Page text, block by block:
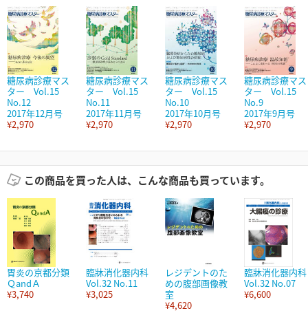
糖尿病診療マス
ター Vol.15
No.12
2017年12月号
¥2,970
糖尿病診療マス
ター Vol.15
No.11
2017年11月号
¥2,970
糖尿病診療マス
ター Vol.15
No.10
2017年10月号
¥2,970
糖尿病診療マス
ター Vol.15
No.9
2017年9月号
¥2,970
この商品を買った人は、こんな商品も買っています。
胃炎の京都分類
ＱandＡ
¥3,740
臨牀消化器内科
Vol.32 No.11
¥3,025
レジデントのた
めの腹部画像教
室
¥4,620
臨牀消化器内科
Vol.32 No.07
¥6,600